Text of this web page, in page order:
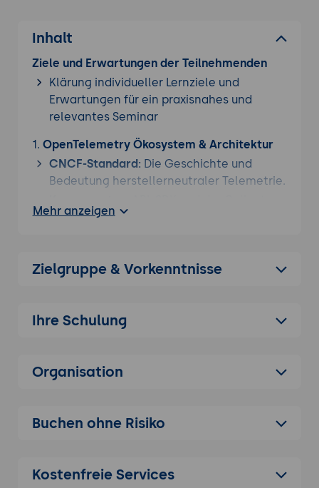
Inhalt
Ziele und Erwartungen der Teilnehmenden
Klärung individueller Lernziele und
Erwartungen für ein praxisnahes und
relevantes Seminar
1. OpenTelemetry Ökosystem & Architektur
CNCF-Standard: Die Geschichte und
Bedeutung herstellerneutraler Telemetrie.
im Zusammenspiel.
Logs (OTLP).
Zero-Code:Einsatz von Java Agent,
HTTP-Requests, DB-Abfragen und
manuelle Code-Änderungen.
Spans & Traces:Manuelle Erstellung und
Mehr anzeigen
Zielgruppe & Vorkenntnisse
Ihre Schulung
Organisation
Buchen ohne Risiko
Kostenfreie Services